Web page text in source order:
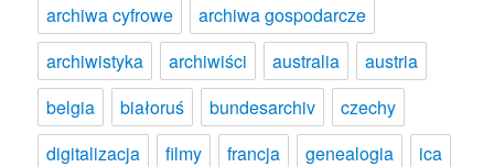
archiwa cyfrowe
archiwa gospodarcze
archiwistyka
archiwiści australia
austria
belgia
białoruś bundesarchiv
czechy
digitalizacja
filmy francja genealogia
ica